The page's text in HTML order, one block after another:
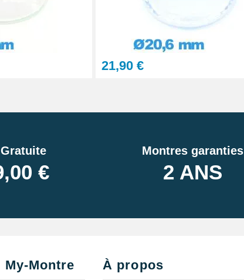
21,90 €
€
Montres garanties
2 ANS
Montre À propos